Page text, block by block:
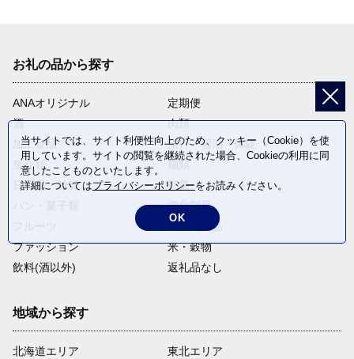
お礼の品から探す
ANAオリジナル
定期便
酒
肉類
加工食品
旅行・宿泊・体験
魚介類
麺類
日用品・雑貨
野菜
電化製品
卵・乳製品
ファッション
米・穀物
飲料(酒以外)
返礼品なし
地域から探す
北海道エリア
東北エリア
当サイトでは、サイト利便性向上のため、クッキー（Cookie）を使
用しています。サイトの閲覧を継続された場合、Cookieの利用に同
意したことものといたします。
詳細についてはプライバシーポリシーをお読みください。
OK